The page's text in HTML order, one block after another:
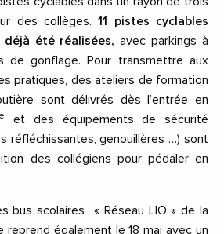
des collèges. 11 pistes cyclables
été réalisées, avec parkings à
de gonflage. Pour transmettre aux
pratiques, des ateliers de formation
sont délivrés dès l’entrée en
et des équipements de sécurité
réfléchissantes, genouillères …) sont
des collégiens pour pédaler en
bus scolaires « Réseau LIO » de la
reprend également le 18 mai avec un